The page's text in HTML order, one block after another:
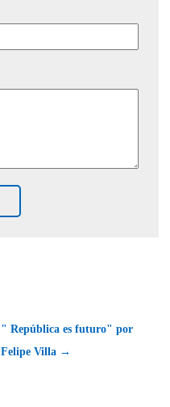
" República es futuro" por
Felipe Villa →